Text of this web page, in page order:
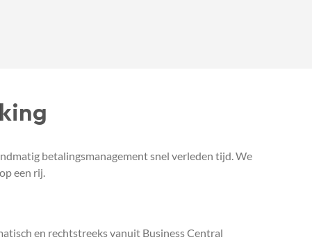
betalingsmanagement snel verleden tijd. We
een rij.
en rechtstreeks vanuit Business Central